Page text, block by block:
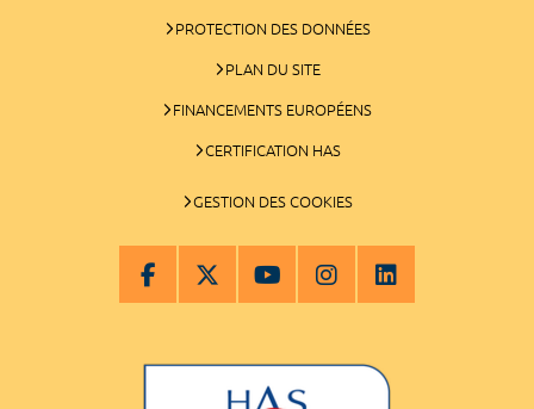
PROTECTION DES DONNÉES
PLAN DU SITE
FINANCEMENTS EUROPÉENS
CERTIFICATION HAS
GESTION DES COOKIES